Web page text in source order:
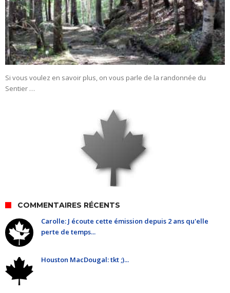
Si vous voulez en savoir plus, on vous parle de la randonnée du
Sentier …
COMMENTAIRES RÉCENTS
Carolle: J écoute cette émission depuis 2 ans qu'elle
perte de temps...
Houston MacDougal: tkt ;)...